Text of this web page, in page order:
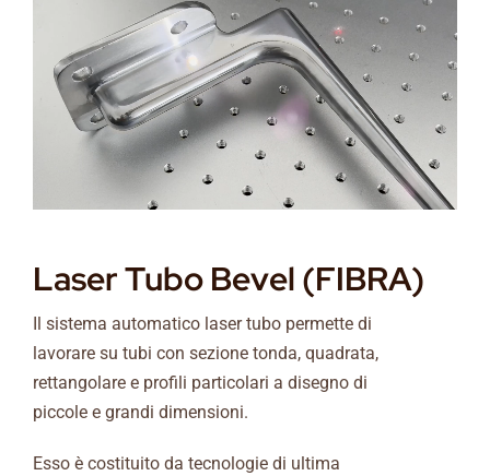
Laser Tubo Bevel (FIBRA)
Il sistema automatico laser tubo permette di
lavorare su tubi con sezione tonda, quadrata,
rettangolare e profili particolari a disegno di
piccole e grandi dimensioni.
Esso è costituito da tecnologie di ultima